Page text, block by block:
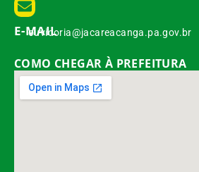
E-MAIL
ouvidoria@jacareacanga.pa.gov.br
COMO CHEGAR À PREFEITURA